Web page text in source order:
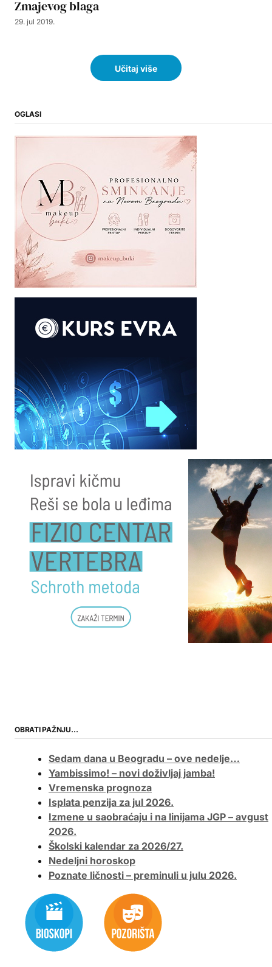
Zmajevog blaga
29. jul 2019.
Učitaj više
OGLASI
OBRATI PAŽNJU…
Sedam dana u Beogradu – ove nedelje…
Yambissimo! – novi doživljaj jamba!
Vremenska prognoza
Isplata penzija za jul 2026.
Izmene u saobraćaju i na linijama JGP – avgust
2026.
Školski kalendar za 2026/27.
Nedeljni horoskop
Poznate ličnosti – preminuli u julu 2026.